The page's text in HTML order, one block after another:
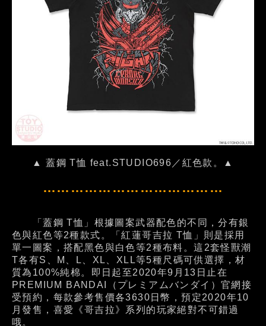
▲ 蓋鋼 T恤 feat.STUDIO696／紅色款。▲
…………………………………
「蓋鋼 T恤」根據圖案武器配色的不同，分有銀
色與紅色等2種款式。「紅蓮哥吉拉 T恤」則是採用
單一圖案，搭配黑色與白色等2種布料。這2套怪獸潮
T各有S、M、L、XL、XLL等5種尺碼可供選擇，材
質為100%純棉。即日起至2020年9月13日止在
PREMIUM BANDAI（プレミアムバンダイ）官網接
受預約，每款參考售價各3630日幣，預定2020年10
月發售，喜愛《哥吉拉》系列的玩家絕對不可錯過
哦。